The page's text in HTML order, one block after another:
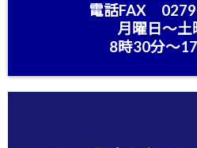
電話FAX
月曜日〜
8時30分〜